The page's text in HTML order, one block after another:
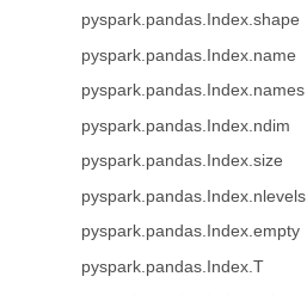
pyspark.pandas.Index.shape
pyspark.pandas.Index.name
pyspark.pandas.Index.names
pyspark.pandas.Index.ndim
pyspark.pandas.Index.size
pyspark.pandas.Index.nlevels
pyspark.pandas.Index.empty
pyspark.pandas.Index.T